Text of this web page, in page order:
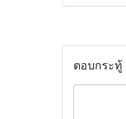
ตอบกระทู้